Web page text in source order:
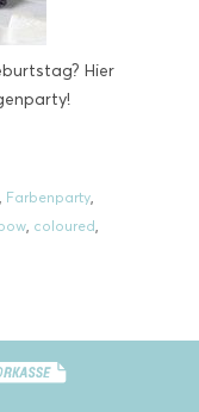
Hier
, Farbenparty,
, coloured,